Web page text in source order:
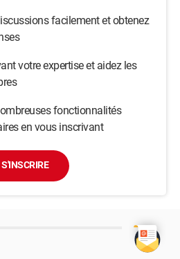
facilement et obtenez
votre expertise et aidez les
fonctionnalités
en vous inscrivant
S'INSCRIRE